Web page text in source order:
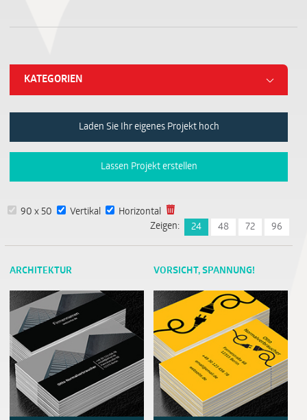
KATEGORIEN
Laden Sie Ihr eigenes Projekt hoch
Lassen Projekt erstellen
90 x 50 Vertikal
Horizontal
Zeigen:
24 48 72 96
ARCHITEKTUR VORSICHT, SPANNUNG!